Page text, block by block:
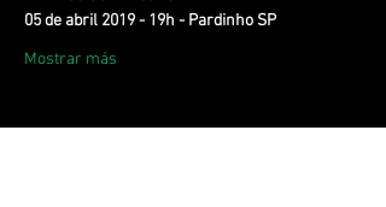
Mostrar más